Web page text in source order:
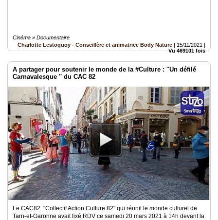
Cinéma » Documentaire
Charlotte Lestoquoy - Conseillère et animatrice Body Nature | 15/11/2021 |
Vu 469101 fois
A partager pour soutenir le monde de la #Culture : ''Un défilé
Carnavalesque '' du CAC 82
Le CAC82 "Collectif Action Culture 82" qui réunit le monde culturel de
Tarn-et-Garonne avait fixé RDV ce samedi 20 mars 2021 à 14h devant la